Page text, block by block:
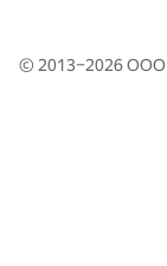
© 2013–2026 ООО